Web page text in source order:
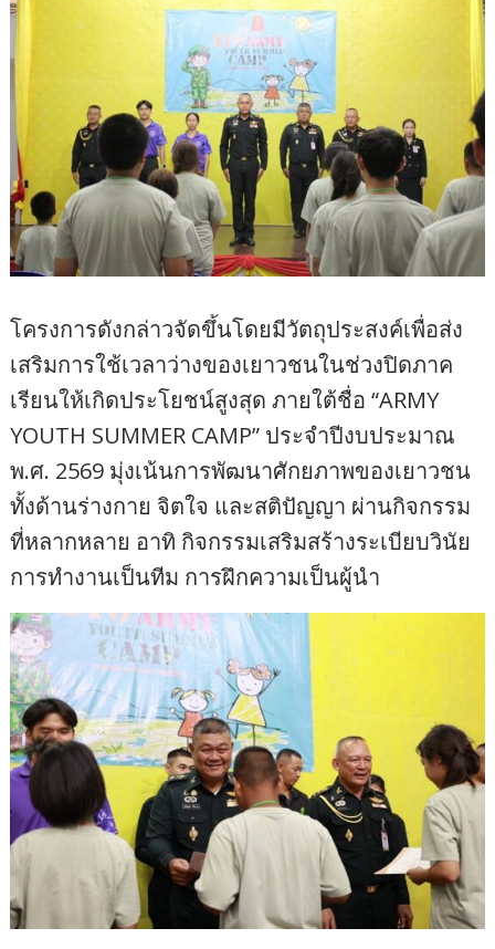
โครงการดังกล่าวจัดขึ้นโดยมีวัตถุประสงค์เพื่อส่ง
เสริมการใช้เวลาว่างของเยาวชนในช่วงปิดภาค
เรียนให้เกิดประโยชน์สูงสุด ภายใต้ชื่อ “ARMY
YOUTH SUMMER CAMP” ประจำปีงบประมาณ
พ.ศ. 2569 มุ่งเน้นการพัฒนาศักยภาพของเยาวชน
ทั้งด้านร่างกาย จิตใจ และสติปัญญา ผ่านกิจกรรม
ที่หลากหลาย อาทิ กิจกรรมเสริมสร้างระเบียบวินัย
การทำงานเป็นทีม การฝึกความเป็นผู้นำ